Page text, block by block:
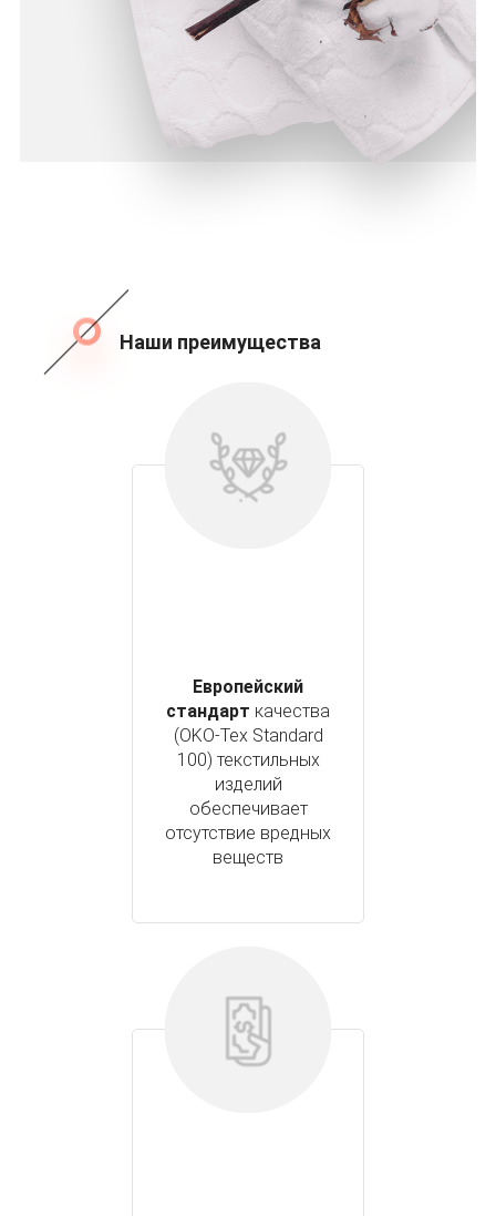
Наши преимущества
Европейский
стандарт качества
(OKO-Tex Standard
100) текстильных
изделий
обеспечивает
отсутствие вредных
веществ